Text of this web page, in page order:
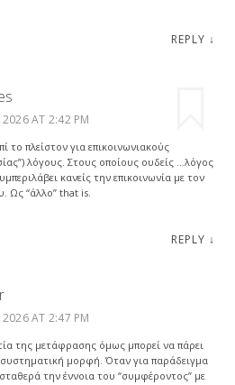
REPLY ↓
2026 AT 2:42 PM
το πλείστον για επικοινωνιακούς
λόγους. Στους οποίους ουδείς …λόγος
κανείς την επικοινωνία με τον
Ως “άλλο” that is.
REPLY ↓
2026 AT 2:47 PM
της μετάφρασης όμως μπορεί να πάρει
μορφή. Όταν για παράδειγμα
την έννοια του “συμφέροντος” με